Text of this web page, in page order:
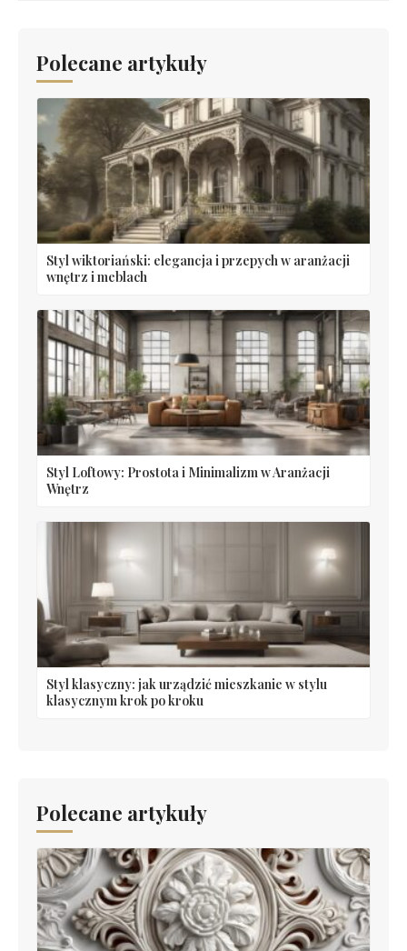
Polecane artykuły
Styl wiktoriański: elegancja i przepych w aranżacji
wnętrz i meblach
Styl Loftowy: Prostota i Minimalizm w Aranżacji
Wnętrz
Styl klasyczny: jak urządzić mieszkanie w stylu
klasycznym krok po kroku
Polecane artykuły